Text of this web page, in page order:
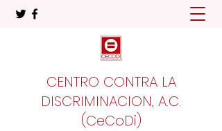
CENTRO CONTRA LA
DISCRIMINACION, A.C.
(CeCoDi)